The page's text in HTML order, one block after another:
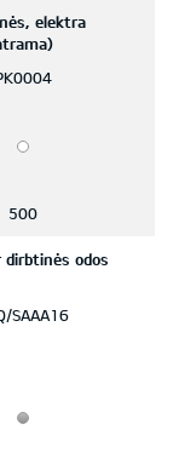
elektra
500
dirbtinės odos
SAAA16